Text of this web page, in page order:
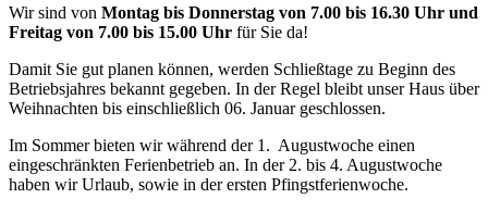
Wir sind von Montag bis Donnerstag von 7.00 bis 16.30 Uhr und
Freitag von 7.00 bis 15.00 Uhr für Sie da!
Damit Sie gut planen können, werden Schließtage zu Beginn des
Betriebsjahres bekannt gegeben. In der Regel bleibt unser Haus über
Weihnachten bis einschließlich 06. Januar geschlossen.
Im Sommer bieten wir während der 1. Augustwoche einen
eingeschränkten Ferienbetrieb an. In der 2. bis 4. Augustwoche
haben wir Urlaub, sowie in der ersten Pfingstferienwoche.